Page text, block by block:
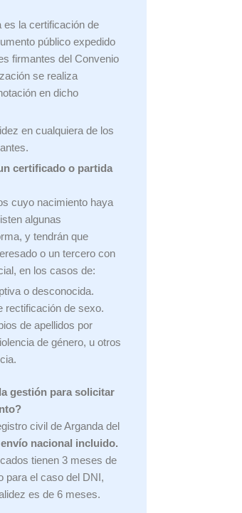
es la certificación de
público expedido
firmantes del Convenio
se realiza
en dicho
en cualquiera de los
certificado o partida
cuyo nacimiento haya
algunas
y tendrán que
o un tercero con
en los casos de:
o desconocida.
rectificación de sexo.
de apellidos por
de género, u otros
gestión para solicitar
civil de Arganda del
envío nacional incluido.
tienen 3 meses de
para el caso del DNI,
es de 6 meses.